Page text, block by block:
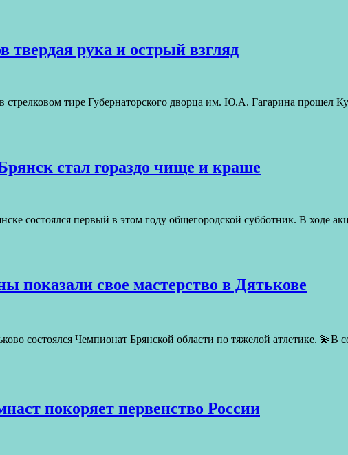
твердая рука и острый взгляд
стрелковом тире Губернаторского дворца им. Ю.А. Гагарина прошел
стал гораздо чище и краше
состоялся первый в этом году общегородской субботник. В ходе
показали свое мастерство в Дятькове
состоялся Чемпионат Брянской области по тяжелой атлетике.
покоряет первенство России